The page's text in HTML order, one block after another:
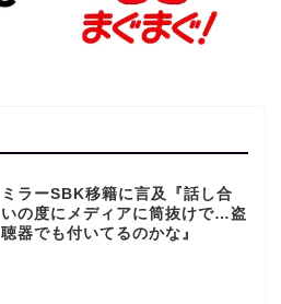
ミラーSBK移籍に言及『話し合
いの度にメディアに筒抜けで…盗
聴器でも付いてるのかな』